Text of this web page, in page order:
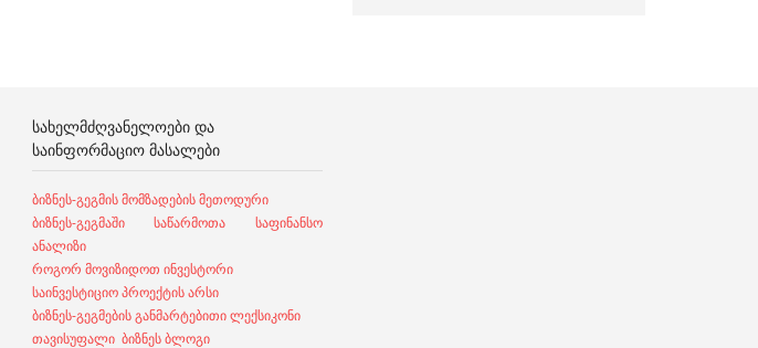
ᲡᲐᲮᲔᲚᲛᲫᲦᲕᲐᲜᲔᲚᲝᲔᲑᲘ ᲓᲐ
ᲡᲐᲘᲜᲤᲝᲠᲛᲐᲪᲘᲝ ᲛᲐᲡᲐᲚᲔᲑᲘ
ბიზნეს-გეგმის მომზადების მეთოდური
ბიზნეს-გეგმაში საწარმოთა საფინანსო
ანალიზი
როგორ მოვიზიდოთ ინვესტორი
საინვესტიციო პროექტის არსი
ბიზნეს-გეგმების განმარტებითი ლექსიკონი
თავისუფალი ბიზნეს ბლოგი